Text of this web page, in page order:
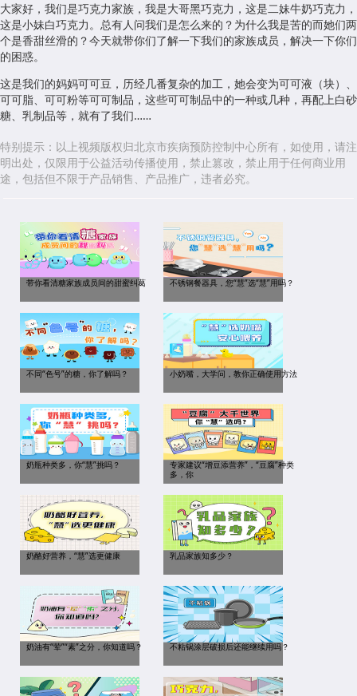
大家好，我们是巧克力家族，我是大哥黑巧克力，这是二妹牛奶巧克力，
这是小妹白巧克力。总有人问我们是怎么来的？为什么我是苦的而她们两
个是香甜丝滑的？今天就带你们了解一下我们的家族成员，解决一下你们
的困惑。
这是我们的妈妈可可豆，历经几番复杂的加工，她会变为可可液（块）、
可可脂、可可粉等可可制品，这些可可制品中的一种或几种，再配上白砂
糖、乳制品等，就有了我们……
特别提示：以上视频版权归北京市疾病预防控制中心所有，如使用，请注
明出处，仅限用于公益活动传播使用，禁止篡改，禁止用于任何商业用
途，包括但不限于产品销售、产品推广，违者必究。
带你看清糖家族成员间的甜蜜纠葛 不锈钢餐器具，您“慧”选“慧”用吗？
不同“色号”的糖，你了解吗？ 小奶嘴，大学问，教你正确使用方法
奶瓶种类多，你“慧”挑吗？
专家建议“增豆添营养”，“豆腐”种类
多，你
奶酪好营养，“慧”选更健康 乳品家族知多少？
奶油有“荤”“素”之分，你知道吗？ 不粘锅涂层破损后还能继续用吗？